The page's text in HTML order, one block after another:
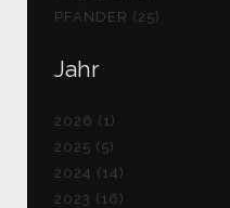
PFÄNDER (25)
Jahr
2026 (1)
2025 (5)
2024 (14)
2023 (16)